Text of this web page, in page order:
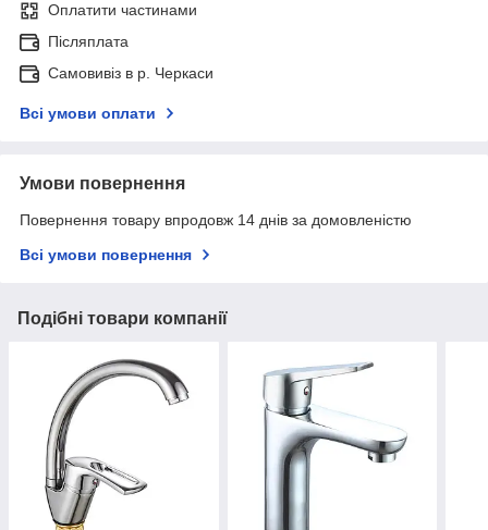
Оплатити частинами
Післяплата
Самовивіз в р. Черкаси
Всі умови оплати
Умови повернення
Повернення товару впродовж 14 днів за домовленістю
Всі умови повернення
Подібні товари компанії